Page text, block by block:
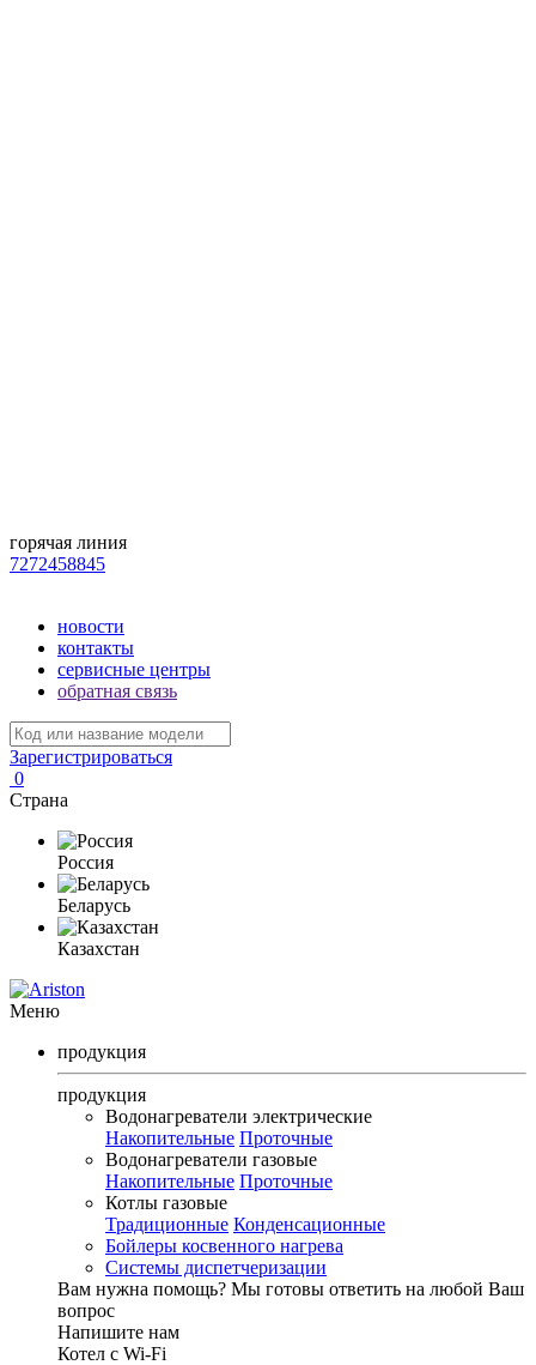
горячая линия
7272458845
новости
контакты
сервисные центры
обратная связь
Зарегистрироваться
0
Страна
Россия
Беларусь
Казахстан
Меню
продукция
продукция
Водонагреватели электрические
Накопительные Проточные
Водонагреватели газовые
Накопительные Проточные
Котлы газовые
Традиционные Конденсационные
Бойлеры косвенного нагрева
Системы диспетчеризации
Вам нужна помощь? Мы готовы ответить на любой Ваш
вопрос
Напишите нам
Котел с Wi-Fi